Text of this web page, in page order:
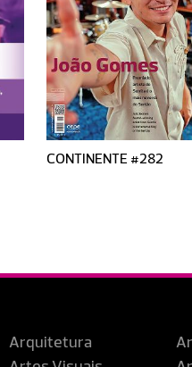
CONTINENTE #282
Arquitetura